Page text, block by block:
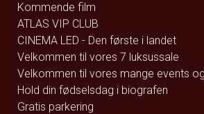
Kommende film
ATLAS VIP CLUB
CINEMA LED - Den første i landet
Velkommen til vores 7 luksussale
Velkommen til vores mange events
Hold din fødselsdag i biografen
Gratis parkering